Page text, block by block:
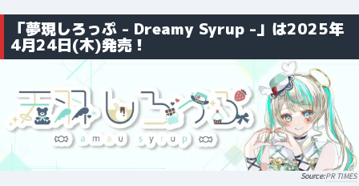
「夢現しろっぷ - Dreamy Syrup -」は2025年
4月24日(木)発売！
PR TIMES